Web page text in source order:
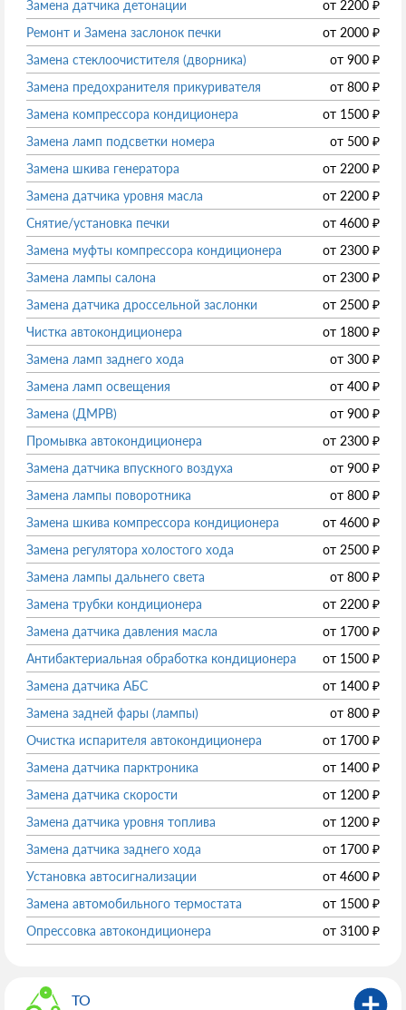
Замена датчика детонации от 2200 ₽
Ремонт и Замена заслонок печки
от 2000 ₽
Замена стеклоочистителя (дворника)
от 900 ₽
Замена предохранителя прикуривателя
от 800 ₽
Замена компрессора кондиционера
от 1500 ₽
Замена ламп подсветки номера
от 500 ₽
Замена шкива генератора
от 2200 ₽
Замена датчика уровня масла
от 2200 ₽
Снятие/установка печки
от 4600 ₽
Замена муфты компрессора кондиционера
от 2300 ₽
Замена лампы салона
от 2300 ₽
Замена датчика дроссельной заслонки
от 2500 ₽
Чистка автокондиционера
от 1800 ₽
Замена ламп заднего хода
от 300 ₽
Замена ламп освещения
от 400 ₽
Замена (ДМРВ)
от 900 ₽
Промывка автокондиционера
от 2300 ₽
Замена датчика впускного воздуха
от 900 ₽
Замена лампы поворотника
от 800 ₽
Замена шкива компрессора кондиционера
от 4600 ₽
Замена регулятора холостого хода
от 2500 ₽
Замена лампы дальнего света
от 800 ₽
Замена трубки кондиционера
от 2200 ₽
Замена датчика давления масла
от 1700 ₽
Антибактериальная обработка кондиционера
от 1500 ₽
Замена датчика АБС
от 1400 ₽
Замена задней фары (лампы)
от 800 ₽
Очистка испарителя автокондиционера
от 1700 ₽
Замена датчика парктроника
от 1400 ₽
Замена датчика скорости
от 1200 ₽
Замена датчика уровня топлива
от 1200 ₽
Замена датчика заднего хода
от 1700 ₽
Установка автосигнализации
от 4600 ₽
Замена автомобильного термостата
от 1500 ₽
Опрессовка автокондиционера
от 3100 ₽
ТО